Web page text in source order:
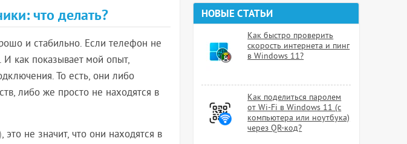
что делать?
и стабильно. Если телефон не
как показывает мой опыт,
То есть, они либо
либо же просто не находятся в
, это не значит, что они находятся в
НОВЫЕ СТАТЬИ
Как быстро проверить
скорость интернета и пинг
в Windows 11?
Как поделиться паролем
от Wi-Fi в Windows 11 (с
компьютера или ноутбука)
через QR-код?